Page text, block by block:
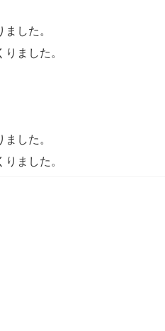
した。
りました。
した。
りました。